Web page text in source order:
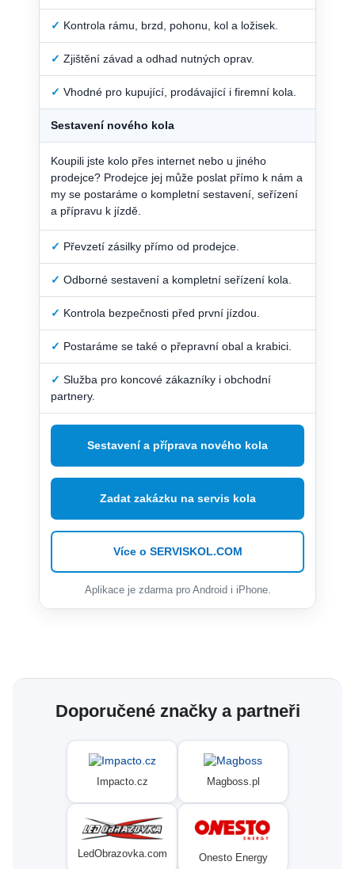
✓ Kontrola rámu, brzd, pohonu, kol a ložisek.
✓ Zjištění závad a odhad nutných oprav.
✓ Vhodné pro kupující, prodávající i firemní kola.
Sestavení nového kola
Koupili jste kolo přes internet nebo u jiného
prodejce? Prodejce jej může poslat přímo k nám a
my se postaráme o kompletní sestavení, seřízení
a přípravu k jízdě.
✓ Převzetí zásilky přímo od prodejce.
✓ Odborné sestavení a kompletní seřízení kola.
✓ Kontrola bezpečnosti před první jízdou.
✓ Postaráme se také o přepravní obal a krabici.
✓ Služba pro koncové zákazníky i obchodní
partnery.
Sestavení a příprava nového kola
Zadat zakázku na servis kola
Více o SERVISKOL.COM
Aplikace je zdarma pro Android i iPhone.
Doporučené značky a partneři
Impacto.cz Magboss.pl
LedObrazovka.com Onesto Energy